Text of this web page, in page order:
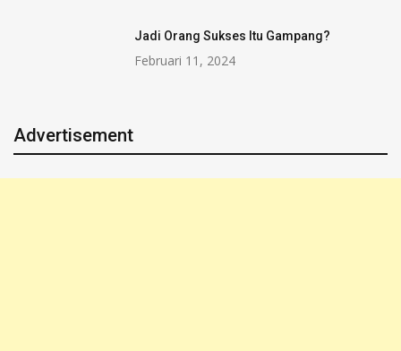
Jadi Orang Sukses Itu Gampang?
Februari 11, 2024
Advertisement